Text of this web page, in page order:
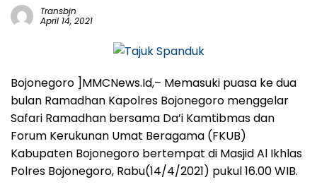
Transbjn
April 14, 2021
Bojonegoro ]MMCNews.Id,– Memasuki puasa ke dua
bulan Ramadhan Kapolres Bojonegoro menggelar
Safari Ramadhan bersama Da’i Kamtibmas dan
Forum Kerukunan Umat Beragama (FKUB)
Kabupaten Bojonegoro bertempat di Masjid Al Ikhlas
Polres Bojonegoro, Rabu(14/4/2021) pukul 16.00 WIB.